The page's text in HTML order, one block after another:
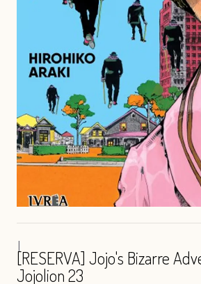
|
[RESERVA] Jojo's Bizarre
Jojolion 23